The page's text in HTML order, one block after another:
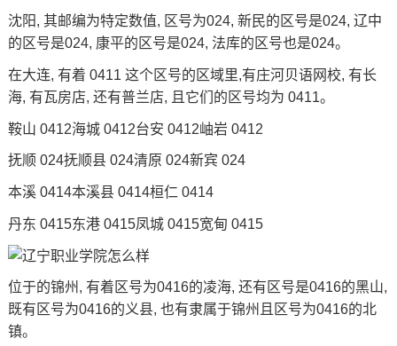
沈阳, 其邮编为特定数值, 区号为024, 新民的区号是024, 辽中
的区号是024, 康平的区号是024, 法库的区号也是024。
在大连, 有着 0411 这个区号的区域里,有庄河贝语网校, 有长
海, 有瓦房店, 还有普兰店, 且它们的区号均为 0411。
鞍山 0412海城 0412台安 0412岫岩 0412
抚顺 024抚顺县 024清原 024新宾 024
本溪 0414本溪县 0414桓仁 0414
丹东 0415东港 0415凤城 0415宽甸 0415
位于的锦州, 有着区号为0416的凌海, 还有区号是0416的黑山,
既有区号为0416的义县, 也有隶属于锦州且区号为0416的北
镇。